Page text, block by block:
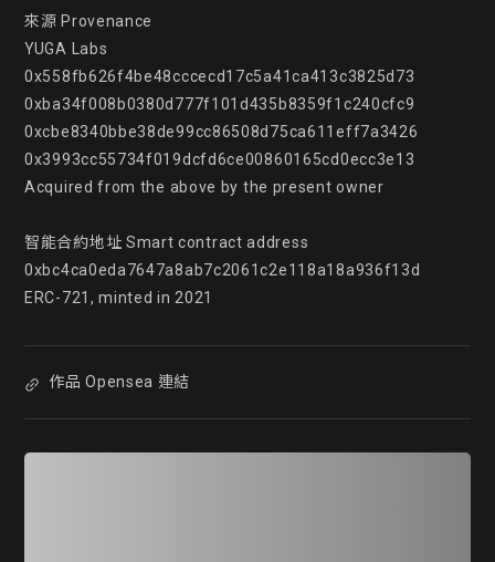
來源 Provenance
YUGA Labs
0x558fb626f4be48cccecd17c5a41ca413c3825d73
0xba34f008b0380d777f101d435b8359f1c240cfc9
0xcbe8340bbe38de99cc86508d75ca611eff7a3426
0x3993cc55734f019dcfd6ce00860165cd0ecc3e13
Acquired from the above by the present owner
智能合約地址 Smart contract address
0xbc4ca0eda7647a8ab7c2061c2e118a18a936f13d
ERC-721, minted in 2021
作品 Opensea 連結